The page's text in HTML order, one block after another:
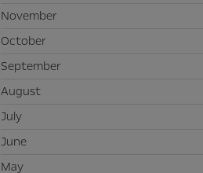
November
October
September
August
July
June
May